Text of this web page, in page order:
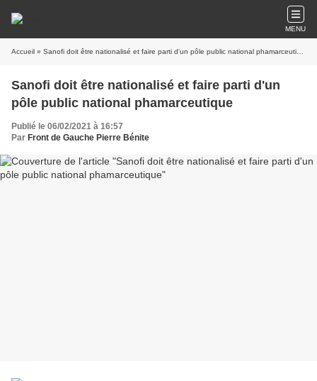
MENU
Accueil » Sanofi doit être nationalisé et faire parti d'un pôle public national phamarceutique
Sanofi doit être nationalisé et faire parti d'un
pôle public national phamarceutique
Publié le 06/02/2021 à 16:57
Par Front de Gauche Pierre Bénite